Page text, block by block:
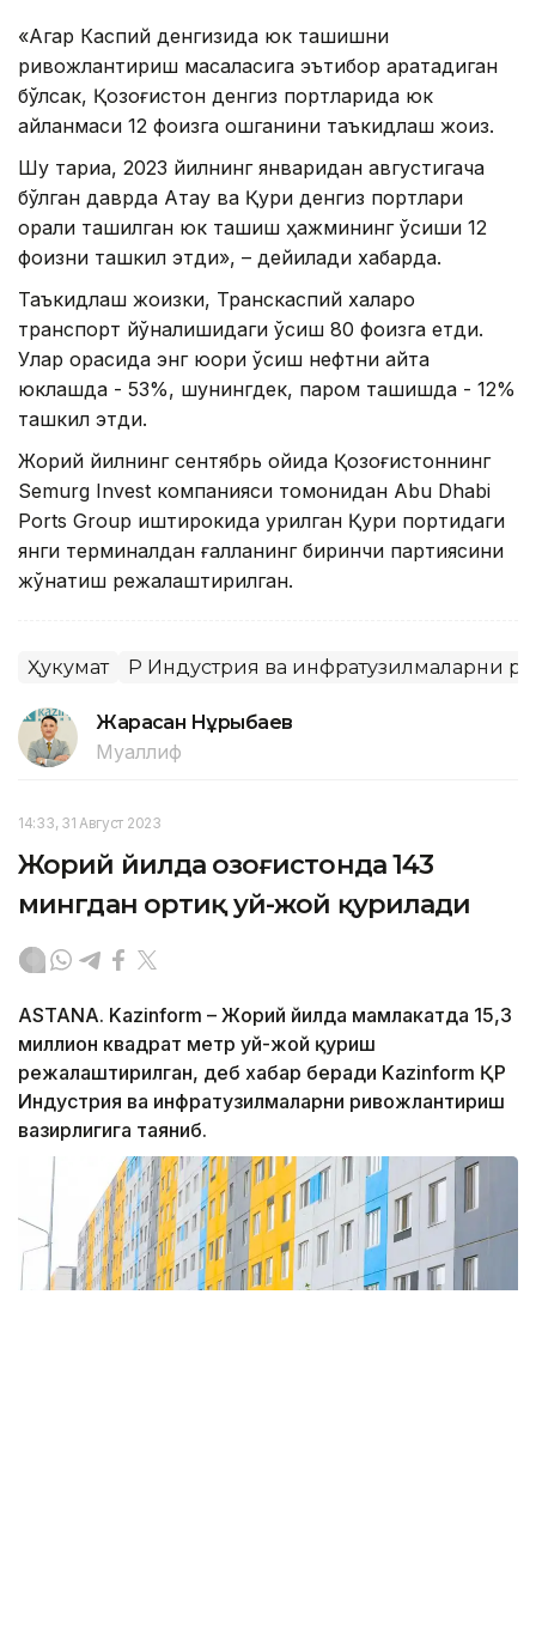
«Агар Каспий денгизида юк ташишни
ривожлантириш масаласига эътибор қаратадиган
бўлсак, Қозоғистон денгиз портларида юк
айланмаси 12 фоизга ошганини таъкидлаш жоиз.
Шу тариқа, 2023 йилнинг январидан августигача
бўлган даврда Ақтау ва Қуриқ денгиз портлари
орқали ташилган юк ташиш ҳажмининг ўсиши 12
фоизни ташкил этди», – дейилади хабарда.
Таъкидлаш жоизки, Транскаспий халқаро
транспорт йўналишидаги ўсиш 80 фоизга етди.
Улар орасида энг юқори ўсиш нефтни қайта
юклашда - 53%, шунингдек, паром ташишда - 12%
ташкил этди.
Жорий йилнинг сентябрь ойида Қозоғистоннинг
Semurg Invest компанияси томонидан Abu Dhabi
Ports Group иштирокида қурилган Қуриқ портидаги
янги терминалдан ғалланинг биринчи партиясини
жўнатиш режалаштирилган.
Ҳукумат ҚР Индустрия ва инфратузилмаларни
Жарасқан Нұрыбаев
Муаллиф
14:33, 31 Август 2023
Жорий йилда Қозоғистонда 143
мингдан ортиқ уй-жой қурилади
ASTANA. Kazinform – Жорий йилда мамлакатда 15,3
миллион квадрат метр уй-жой қуриш
режалаштирилган, деб хабар беради Kazinform ҚР
Индустрия ва инфратузилмаларни ривожлантириш
вазирлигига таяниб.